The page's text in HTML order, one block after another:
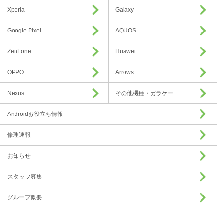
Xperia Galaxy
Google Pixel AQUOS
ZenFone Huawei
OPPO Arrows
Nexus その他機種・ガラケー
Androidお役立ち情報
修理速報
お知らせ
スタッフ募集
グループ概要